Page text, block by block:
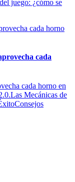
juego: ¿cómo se
cada
cada horno en
Mecánicas de